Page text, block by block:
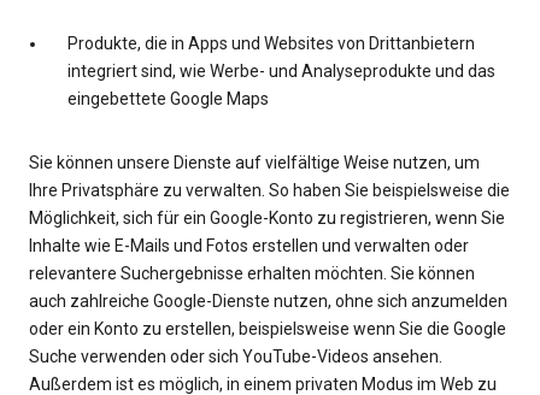
Produkte, die in Apps und Websites von Drittanbietern
integriert sind, wie Werbe- und Analyseprodukte und das
eingebettete Google Maps
Sie können unsere Dienste auf vielfältige Weise nutzen, um
Ihre Privatsphäre zu verwalten. So haben Sie beispielsweise die
Möglichkeit, sich für ein Google-Konto zu registrieren, wenn Sie
Inhalte wie E-Mails und Fotos erstellen und verwalten oder
relevantere Suchergebnisse erhalten möchten. Sie können
auch zahlreiche Google-Dienste nutzen, ohne sich anzumelden
oder ein Konto zu erstellen, beispielsweise wenn Sie die Google
Suche verwenden oder sich YouTube-Videos ansehen.
Außerdem ist es möglich, in einem privaten Modus im Web zu